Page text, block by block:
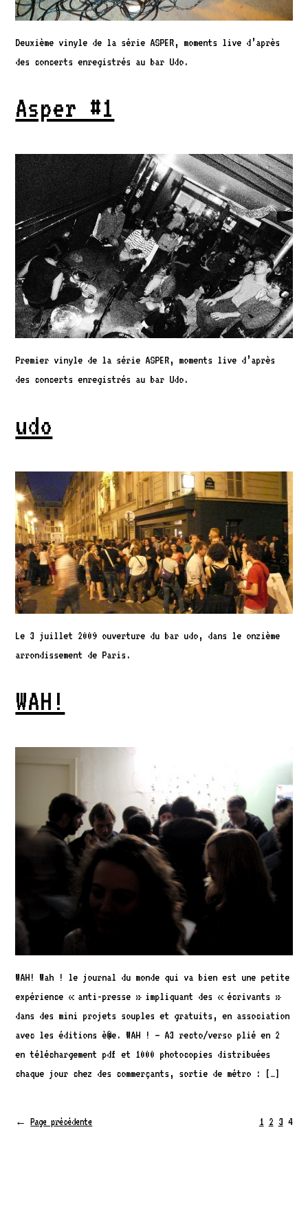
Deuxième vinyle de la série ASPER, moments live d’après
des concerts enregistrés au bar Udo.
Asper #1
Premier vinyle de la série ASPER, moments live d’après
des concerts enregistrés au bar Udo.
udo
Le 3 juillet 2009 ouverture du bar udo, dans le onzième
arrondissement de Paris.
WAH!
WAH! Wah ! le journal du monde qui va bien est une petite
expérience « anti-presse » impliquant des « écrivants »
dans des mini projets souples et gratuits, en association
avec les éditions è®e. WAH ! – A3 recto/verso plié en 2
en téléchargement pdf et 1000 photocopies distribuées
chaque jour chez des commerçants, sortie de métro : […]
← Page précédente 1 2 3 4